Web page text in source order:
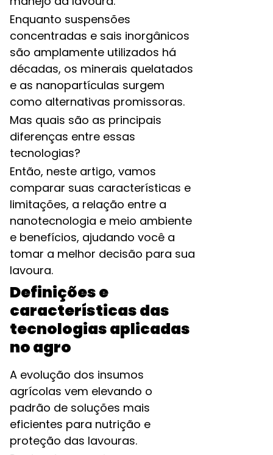
Enquanto suspensões
concentradas e sais inorgânicos
são amplamente utilizados há
décadas, os minerais quelatados
e as nanopartículas surgem
como alternativas promissoras.
Mas quais são as principais
diferenças entre essas
tecnologias?
Então, neste artigo, vamos
comparar suas características e
limitações, a relação entre a
nanotecnologia e meio ambiente
e benefícios, ajudando você a
tomar a melhor decisão para sua
lavoura.
Definições e
características das
tecnologias aplicadas
no agro
A evolução dos insumos
agrícolas vem elevando o
padrão de soluções mais
eficientes para nutrição e
proteção das lavouras.